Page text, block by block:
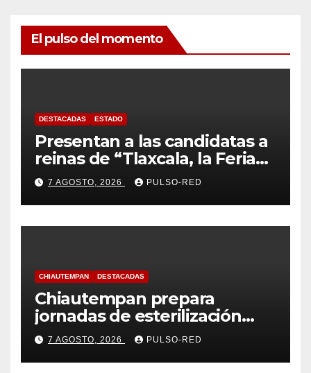
El pulso del momento
DESTACADAS ESTADO
Presentan a las candidatas a
reinas de “Tlaxcala, la Feria
de Ferias 2026: La Flor
Tlaxcalteca”
7 AGOSTO, 2026 PULSO-RED
CHIAUTEMPAN DESTACADAS
Chiautempan prepara
jornadas de esterilización
para perros y gatos
7 AGOSTO, 2026 PULSO-RED